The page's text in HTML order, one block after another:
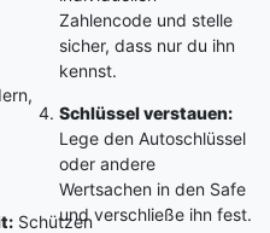
Schützen
Zahlencode und stelle
sicher, dass nur du ihn
kennst.
Schlüssel verstauen:
Lege den Autoschlüssel
oder andere
Wertsachen in den Safe
und verschließe ihn fest.